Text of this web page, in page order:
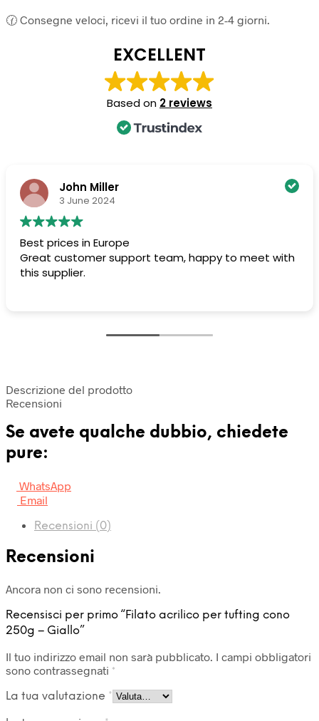
🕜 Consegne veloci, ricevi il tuo ordine in 2-4 giorni.
EXCELLENT
Based on 2 reviews
John Miller
3 June 2024
Best prices in Europe
Great customer support team, happy to meet with
this supplier.
Descrizione del prodotto
Recensioni
Se avete qualche dubbio, chiedete
pure:
WhatsApp
Email
Recensioni (0)
Recensioni
Ancora non ci sono recensioni.
Recensisci per primo “Filato acrilico per tufting cono
250g – Giallo”
Il tuo indirizzo email non sarà pubblicato. I campi obbligatori
sono contrassegnati *
La tua valutazione *